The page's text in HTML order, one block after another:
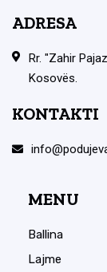
ADRESA
Rr. "Zahir
Kosovës.
KONTAKTI
MENU
Ballina
Lajme